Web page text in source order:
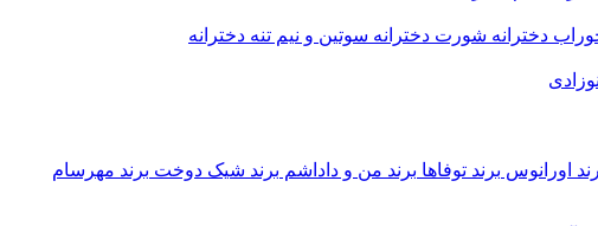
دخترانه شورت دخترانه سوتین و نیم تنه دخترانه
اورانوس برند توفاها برند من و داداشم برند شیک دوخت برند مهرسام